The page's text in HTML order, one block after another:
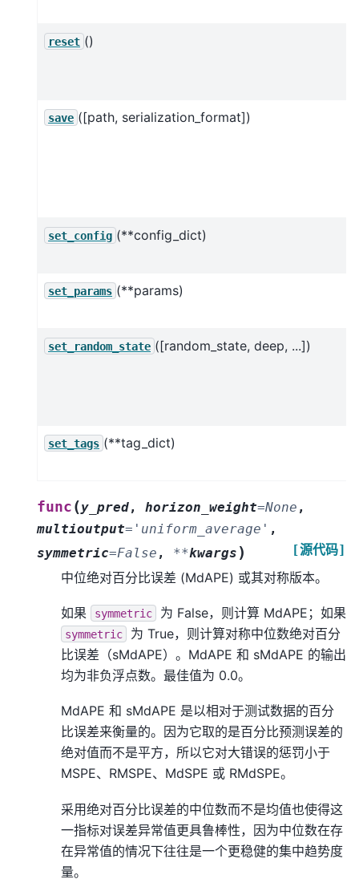
reset ()
save ([path, serialization_format])
set_config (**config_dict)
set_params (**params)
set_random_state ([random_state, deep, ...])
set_tags (**tag_dict)
func (y_pred, horizon_weight=None ,
multioutput= 'uniform_average' ,
symmetric=False , **kwargs ) [源代码]
中位绝对百分比误差 (MdAPE) 或其对称版本。
如果 symmetric 为 False，则计算 MdAPE；如果
symmetric
为 True，则计算对称中位数绝对百分
比误差（sMdAPE）。MdAPE 和 sMdAPE 的输出
均为非负浮点数。最佳值为 0.0。
MdAPE 和 sMdAPE 是以相对于测试数据的百分
比误差来衡量的。因为它取的是百分比预测误差的
绝对值而不是平方，所以它对大错误的惩罚小于
MSPE、RMSPE、MdSPE 或 RMdSPE。
采用绝对百分比误差的中位数而不是均值也使得这
一指标对误差异常值更具鲁棒性，因为中位数在存
在异常值的情况下往往是一个更稳健的集中趋势度
量。